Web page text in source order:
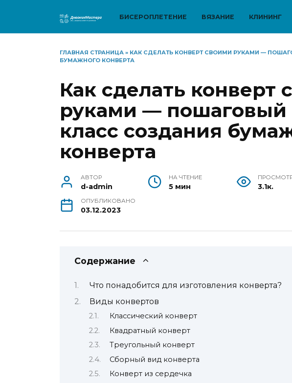
БИСЕРОПЛЕТЕНИЕ ВЯЗАНИЕ КЛИНИНГ
ГЛАВНАЯ СТРАНИЦА » КАК СДЕЛАТЬ КОНВЕРТ СВОИМИ РУКАМИ —
БУМАЖНОГО КОНВЕРТА
Как сделать конверт
руками — пошаговый
класс создания
конверта
АВТОР
d-admin
НА ЧТЕНИЕ
5 мин 3.1к.
ОПУБЛИКОВАНО
03.12.2023
Содержание
Что понадобится для изготовления конверта?
Виды конвертов
Классический конверт
Квадратный конверт
Треугольный конверт
Сборный вид конверта
Конверт из сердечка